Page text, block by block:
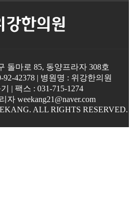
돌마로 85, 동양프라자 308호
42378 | 병원명 : 위강한의원
| 팩스 : 031-715-1274
자 weekang21@naver.com
ALL RIGHTS RESERVED.